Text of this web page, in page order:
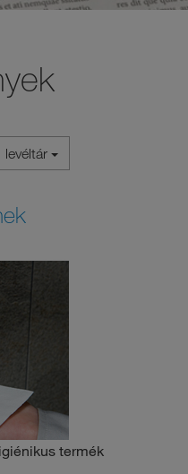
levéltár
termék